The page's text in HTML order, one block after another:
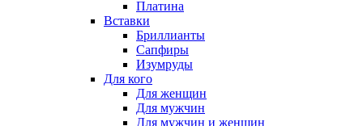
Платина
Вставки
Бриллианты
Сапфиры
Изумруды
Для кого
Для женщин
Для мужчин
Для мужчин и женщин